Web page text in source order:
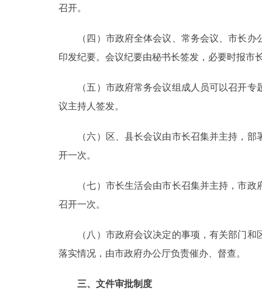
召开。
（四）市政府全体会议、常务会议、市长办
印发纪要。会议纪要由秘书长签发，必要时报市
（五）市政府常务会议组成人员可以召开专
议主持人签发。
（六）区、县长会议由市长召集并主持，部
开一次。
（七）市长生活会由市长召集并主持，市政
召开一次。
（八）市政府会议决定的事项，有关部门和
落实情况，由市政府办公厅负责催办、督查。
三、文件审批制度